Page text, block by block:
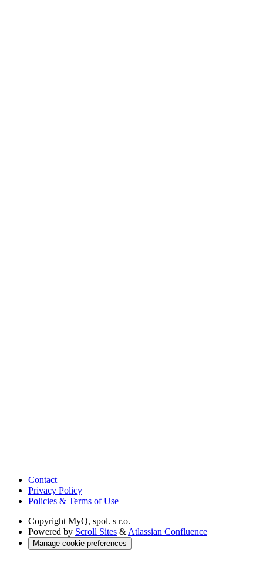
Contact
Privacy Policy
Policies & Terms of Use
Copyright MyQ, spol. s r.o.
Powered by Scroll Sites & Atlassian Confluence
Manage cookie preferences